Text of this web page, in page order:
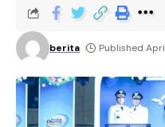
berita Published